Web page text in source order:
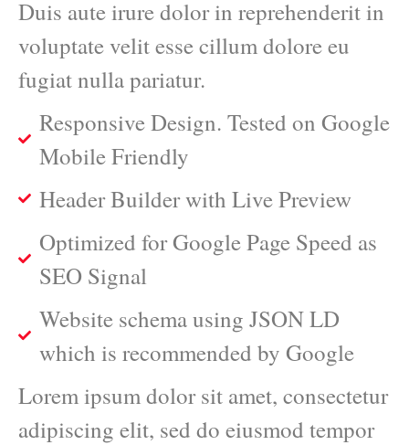
Duis aute irure dolor in reprehenderit in
voluptate velit esse cillum dolore eu
fugiat nulla pariatur.
Responsive Design. Tested on Google
Mobile Friendly
Header Builder with Live Preview
Optimized for Google Page Speed as
SEO Signal
Website schema using JSON LD
which is recommended by Google
Lorem ipsum dolor sit amet, consectetur
adipiscing elit, sed do eiusmod tempor